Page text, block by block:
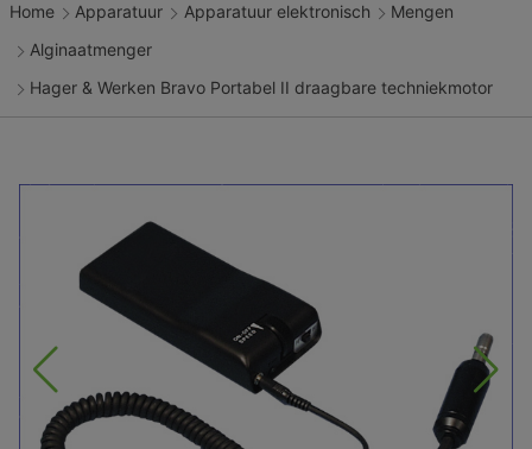
Home Apparatuur Apparatuur elektronisch
Mengen
Alginaatmenger
Hager & Werken Bravo Portabel II draagbare techniekmotor